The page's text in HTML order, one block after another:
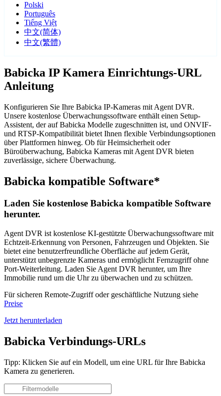
Polski
Português
Tiếng Việt
中文(简体)
中文(繁體)
Babicka IP Kamera Einrichtungs-URL
Anleitung
Konfigurieren Sie Ihre Babicka IP-Kameras mit Agent DVR.
Unsere kostenlose Überwachungssoftware enthält einen Setup-
Assistent, der auf Babicka Modelle zugeschnitten ist, und ONVIF-
und RTSP-Kompatibilität bietet Ihnen flexible Verbindungsoptionen
über Plattformen hinweg. Ob für Heimsicherheit oder
Büroüberwachung, Babicka Kameras mit Agent DVR bieten
zuverlässige, sichere Überwachung.
Babicka kompatible Software*
Laden Sie kostenlose Babicka kompatible Software
herunter.
Agent DVR ist kostenlose KI-gestützte Überwachungssoftware mit
Echtzeit-Erkennung von Personen, Fahrzeugen und Objekten. Sie
bietet eine benutzerfreundliche Oberfläche auf jedem Gerät,
unterstützt unbegrenzte Kameras und ermöglicht Fernzugriff ohne
Port-Weiterleitung. Laden Sie Agent DVR herunter, um Ihre
Immobilie rund um die Uhr zu überwachen und zu schützen.
Für sicheren Remote-Zugriff oder geschäftliche Nutzung siehe
Preise
Jetzt herunterladen
Babicka Verbindungs-URLs
Tipp: Klicken Sie auf ein Modell, um eine URL für Ihre Babicka
Kamera zu generieren.